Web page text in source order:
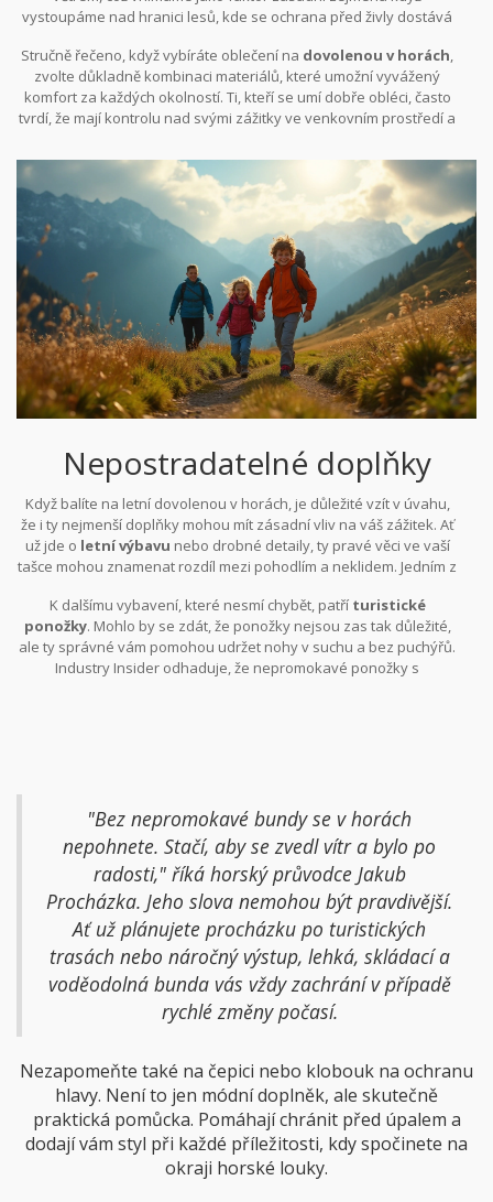
vystoupáme nad hranici lesů, kde se ochrana před živly dostává
prodyšností díky svým mikroskopickým pórům, které brání
vniknutí vody, ale umožňují přirozenou ventilaci, nezbytnou při
změnách výkonu a teploty.
Stručně řečeno, když vybíráte oblečení na dovolenou v horách,
zvolte důkladně kombinaci materiálů, které umožní vyvážený
komfort za každých okolností. Ti, kteří se umí dobře obléci, často
tvrdí, že mají kontrolu nad svými zážitky ve venkovním prostředí a
příště, až uslyšíte od někoho, jak úžasné materiály jsou, dejte si
chviličku na přemýšlení a zvažte, zda by nebylo dobrým nápadem
pořídit si něco nového pro vaši příští
dovolenou v horách
Nepostradatelné doplňky
Když balíte na letní dovolenou v horách, je důležité vzít v úvahu,
že i ty nejmenší doplňky mohou mít zásadní vliv na váš zážitek. Ať
už jde o letní výbavu nebo drobné detaily, ty pravé věci ve vaší
tašce mohou znamenat rozdíl mezi pohodlím a neklidem. Jedním z
Slunce v horách je nemilosrdné a bez dostatečné ochrany si
můžete snadno přivodit problémy se zrakem.
K dalšímu vybavení, které nesmí chybět, patří turistické
ponožky. Mohlo by se zdát, že ponožky nejsou zas tak důležité,
ale ty správné vám pomohou udržet nohy v suchu a bez puchýřů.
Industry Insider odhaduje, že nepromokavé ponožky s
"Bez nepromokavé bundy se v horách
nepohnete. Stačí, aby se zvedl vítr a bylo po
radosti," říká horský průvodce Jakub
Procházka. Jeho slova nemohou být pravdivější.
Ať už plánujete procházku po turistických
trasách nebo náročný výstup, lehká, skládací a
voděodolná bunda vás vždy zachrání v případě
rychlé změny počasí.
Nezapomeňte také na čepici nebo klobouk na ochranu
hlavy. Není to jen módní doplněk, ale skutečně
praktická pomůcka. Pomáhají chránit před úpalem a
dodají vám styl při každé příležitosti, kdy spočinete na
okraji horské louky.